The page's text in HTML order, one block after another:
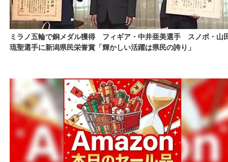
ミラノ五輪で銅メダル獲得 フィギア・中井亜美選手 スノボ・山
琉聖選手に新潟県民栄誉賞「輝かしい活躍は県民の誇り」